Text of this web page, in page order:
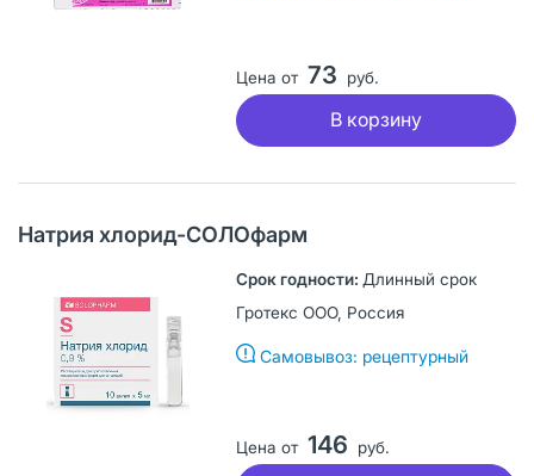
Цена от 73 руб.
В корзину
Натрия хлорид-СОЛОфарм
Длинный срок
Гротекс ООО, Россия
Самовывоз: рецептурный
Цена от 146 руб.